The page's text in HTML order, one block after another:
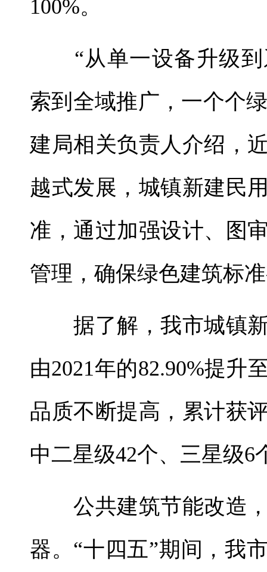
100%。
“从单一设备升级到
索到全域推广，一个个
建局相关负责人介绍，
越式发展，城镇新建民
准，通过加强设计、图
管理，确保绿色建筑标
据了解，我市城镇新
由2021年的82.90%提升
品质不断提高，累计获
中二星级42个、三星级6
公共建筑节能改造，
器。“十四五”期间，我